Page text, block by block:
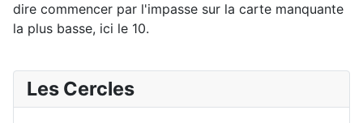
dire commencer par l'impasse sur la carte manquante
la plus basse, ici le 10.
Les Cercles